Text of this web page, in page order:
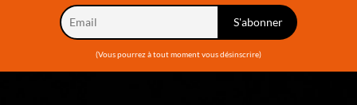
(Vous pourrez à tout moment vous désinscrire)